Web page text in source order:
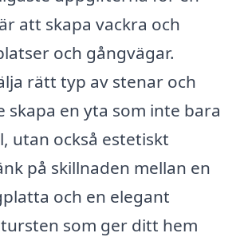
att skapa vackra och
och gångvägar.
rätt typ av stenar och
skapa en yta som inte bara
utan också estetiskt
på skillnaden mellan en
och en elegant
som ger ditt hem